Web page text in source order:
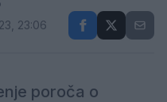
23:06
poroča o